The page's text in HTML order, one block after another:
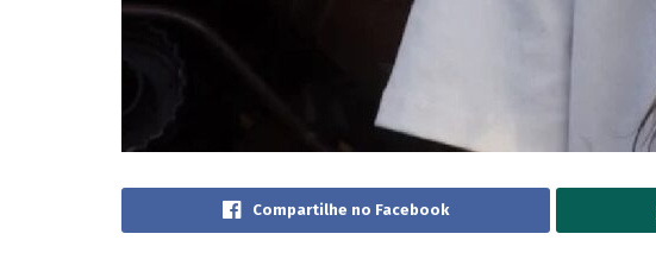
Compartilhe no Facebook